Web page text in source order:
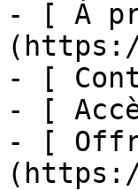
- [ À
- [
- [
- [